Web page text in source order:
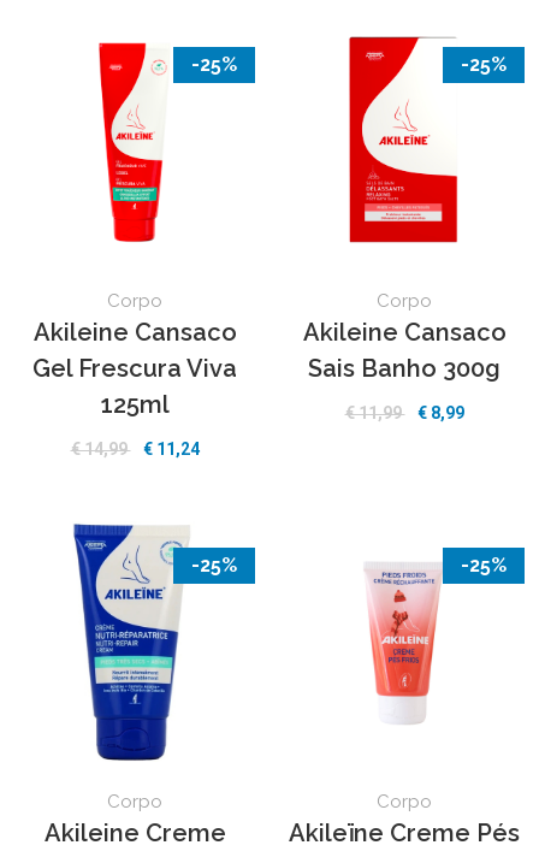
-25%
Corpo
Akileine Cansaco
Gel Frescura Viva
125ml
€ 14,99 € 11,24
-25%
Corpo
Akileine Cansaco
Sais Banho 300g
€ 11,99 € 8,99
-25%
Corpo
Akileine Creme
-25%
Corpo
Akileïne Creme Pés